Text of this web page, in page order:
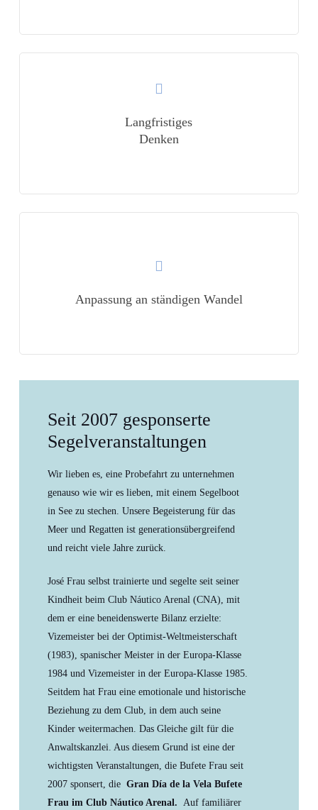
Langfristiges
Denken
Anpassung an ständigen Wandel
Seit 2007 gesponserte
Segelveranstaltungen
Wir lieben es, eine Probefahrt zu unternehmen
genauso wie wir es lieben, mit einem Segelboot
in See zu stechen. Unsere Begeisterung für das
Meer und Regatten ist generationsübergreifend
und reicht viele Jahre zurück.
José Frau selbst trainierte und segelte seit seiner
Kindheit beim Club Náutico Arenal (CNA), mit
dem er eine beneidenswerte Bilanz erzielte:
Vizemeister bei der Optimist-Weltmeisterschaft
(1983), spanischer Meister in der Europa-Klasse
1984 und Vizemeister in der Europa-Klasse 1985.
Seitdem hat Frau eine emotionale und historische
Beziehung zu dem Club, in dem auch seine
Kinder weitermachen. Das Gleiche gilt für die
Anwaltskanzlei. Aus diesem Grund ist eine der
wichtigsten Veranstaltungen, die Bufete Frau seit
2007 sponsert, dieGran Día de la Vela Bufete
Frau im Club Náutico Arenal. Auf familiärer